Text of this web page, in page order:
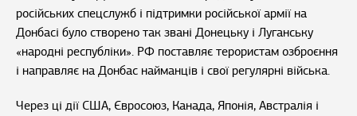
російських спецслужб і підтримки російської армії на
Донбасі було створено так звані Донецьку і Луганську
«народні республіки». РФ поставляє терористам озброєння
і направляє на Донбас найманців і свої регулярні війська.
Через ці дії США, Євросоюз, Канада, Японія, Австралія і